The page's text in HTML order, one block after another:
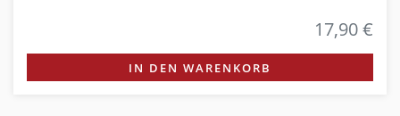
17,90 €
IN DEN WARENKORB